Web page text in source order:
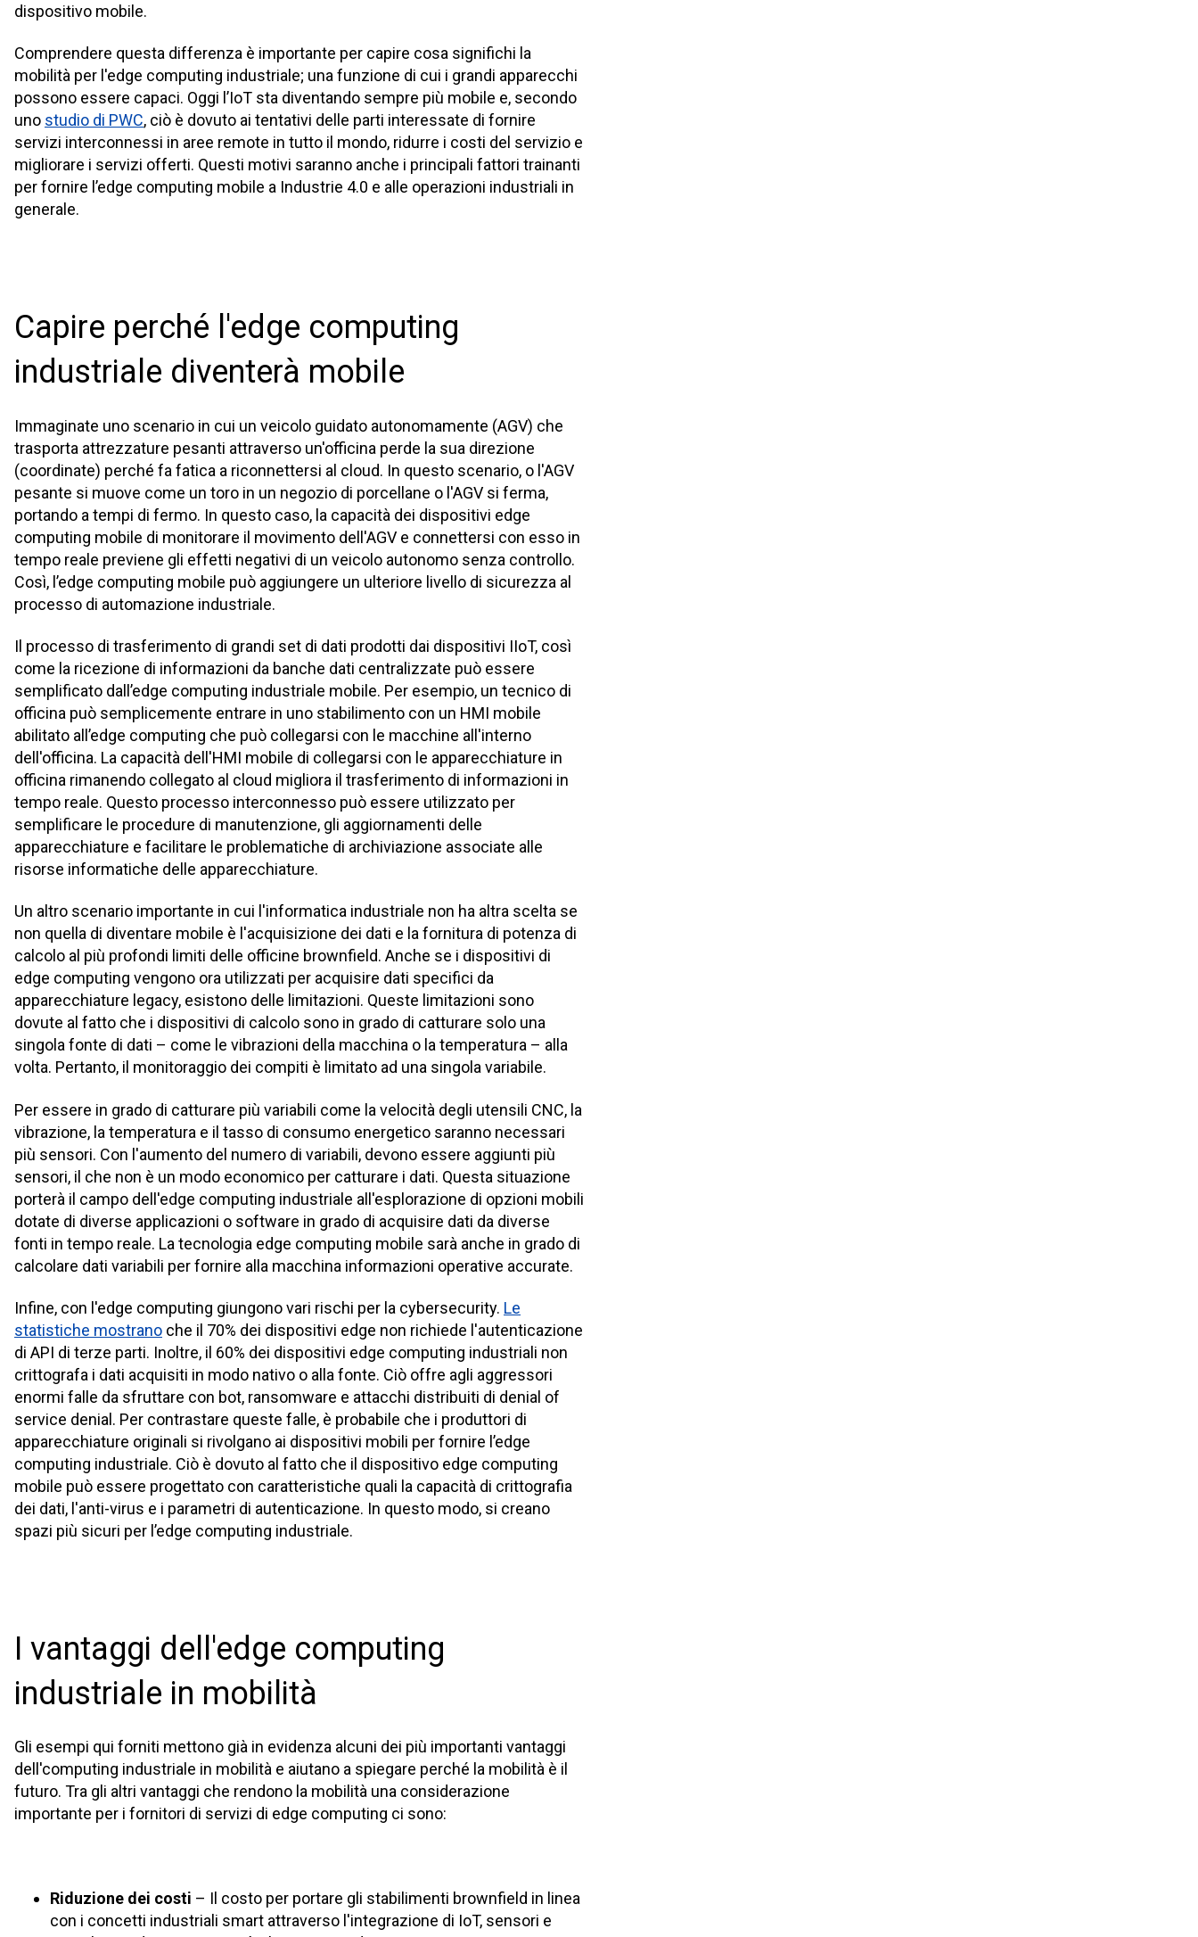
dispositivo mobile.
Comprendere questa differenza è importante per capire cosa significhi la
mobilità per l'edge computing industriale; una funzione di cui i grandi apparecchi
possono essere capaci. Oggi l’IoT sta diventando sempre più mobile e, secondo
uno studio di PWC, ciò è dovuto ai tentativi delle parti interessate di fornire
servizi interconnessi in aree remote in tutto il mondo, ridurre i costi del servizio e
migliorare i servizi offerti. Questi motivi saranno anche i principali fattori trainanti
per fornire l’edge computing mobile a Industrie 4.0 e alle operazioni industriali in
generale.
Capire perché l'edge computing
industriale diventerà mobile
Immaginate uno scenario in cui un veicolo guidato autonomamente (AGV) che
trasporta attrezzature pesanti attraverso un'officina perde la sua direzione
(coordinate) perché fa fatica a riconnettersi al cloud. In questo scenario, o l'AGV
pesante si muove come un toro in un negozio di porcellane o l'AGV si ferma,
portando a tempi di fermo. In questo caso, la capacità dei dispositivi edge
computing mobile di monitorare il movimento dell'AGV e connettersi con esso in
tempo reale previene gli effetti negativi di un veicolo autonomo senza controllo.
Così, l’edge computing mobile può aggiungere un ulteriore livello di sicurezza al
processo di automazione industriale.
Il processo di trasferimento di grandi set di dati prodotti dai dispositivi IIoT, così
come la ricezione di informazioni da banche dati centralizzate può essere
semplificato dall’edge computing industriale mobile. Per esempio, un tecnico di
officina può semplicemente entrare in uno stabilimento con un HMI mobile
abilitato all’edge computing che può collegarsi con le macchine all'interno
dell'officina. La capacità dell'HMI mobile di collegarsi con le apparecchiature in
officina rimanendo collegato al cloud migliora il trasferimento di informazioni in
tempo reale. Questo processo interconnesso può essere utilizzato per
semplificare le procedure di manutenzione, gli aggiornamenti delle
apparecchiature e facilitare le problematiche di archiviazione associate alle
risorse informatiche delle apparecchiature.
Un altro scenario importante in cui l'informatica industriale non ha altra scelta se
non quella di diventare mobile è l'acquisizione dei dati e la fornitura di potenza di
calcolo al più profondi limiti delle officine brownfield. Anche se i dispositivi di
edge computing vengono ora utilizzati per acquisire dati specifici da
apparecchiature legacy, esistono delle limitazioni. Queste limitazioni sono
dovute al fatto che i dispositivi di calcolo sono in grado di catturare solo una
singola fonte di dati – come le vibrazioni della macchina o la temperatura – alla
volta. Pertanto, il monitoraggio dei compiti è limitato ad una singola variabile.
Per essere in grado di catturare più variabili come la velocità degli utensili CNC, la
vibrazione, la temperatura e il tasso di consumo energetico saranno necessari
più sensori. Con l'aumento del numero di variabili, devono essere aggiunti più
sensori, il che non è un modo economico per catturare i dati. Questa situazione
porterà il campo dell'edge computing industriale all'esplorazione di opzioni mobili
dotate di diverse applicazioni o software in grado di acquisire dati da diverse
fonti in tempo reale. La tecnologia edge computing mobile sarà anche in grado di
calcolare dati variabili per fornire alla macchina informazioni operative accurate.
Infine, con l'edge computing giungono vari rischi per la cybersecurity. Le
statistiche mostrano che il 70% dei dispositivi edge non richiede l'autenticazione
di API di terze parti. Inoltre, il 60% dei dispositivi edge computing industriali non
crittografa i dati acquisiti in modo nativo o alla fonte. Ciò offre agli aggressori
enormi falle da sfruttare con bot, ransomware e attacchi distribuiti di denial of
service denial. Per contrastare queste falle, è probabile che i produttori di
apparecchiature originali si rivolgano ai dispositivi mobili per fornire l’edge
computing industriale. Ciò è dovuto al fatto che il dispositivo edge computing
mobile può essere progettato con caratteristiche quali la capacità di crittografia
dei dati, l'anti-virus e i parametri di autenticazione. In questo modo, si creano
spazi più sicuri per l’edge computing industriale.
I vantaggi dell'edge computing
industriale in mobilità
Gli esempi qui forniti mettono già in evidenza alcuni dei più importanti vantaggi
dell'computing industriale in mobilità e aiutano a spiegare perché la mobilità è il
futuro. Tra gli altri vantaggi che rendono la mobilità una considerazione
importante per i fornitori di servizi di edge computing ci sono:
Riduzione dei costi – Il costo per portare gli stabilimenti brownfield in linea
con i concetti industriali smart attraverso l'integrazione di IoT, sensori e